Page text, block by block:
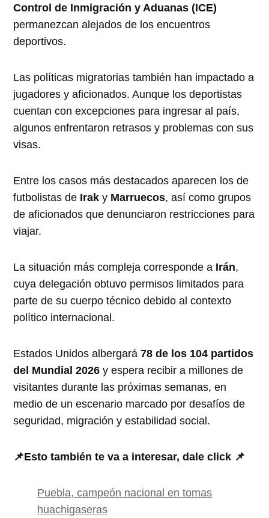
Control de Inmigración y Aduanas (ICE)
permanezcan alejados de los encuentros
deportivos.
Las políticas migratorias también han impactado a
jugadores y aficionados. Aunque los deportistas
cuentan con excepciones para ingresar al país,
algunos enfrentaron retrasos y problemas con sus
visas.
Entre los casos más destacados aparecen los de
futbolistas de Irak y Marruecos, así como grupos
de aficionados que denunciaron restricciones para
viajar.
La situación más compleja corresponde a Irán,
cuya delegación obtuvo permisos limitados para
parte de su cuerpo técnico debido al contexto
político internacional.
Estados Unidos albergará78 de los 104 partidos
del Mundial 2026 y espera recibir a millones de
visitantes durante las próximas semanas, en
medio de un escenario marcado por desafíos de
seguridad, migración y estabilidad social.
📌Esto también te va a interesar, dale click 📌
Puebla, campeón nacional en tomas
huachigaseras